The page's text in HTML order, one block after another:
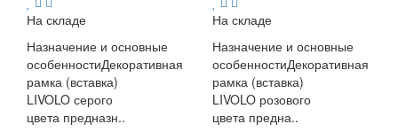
На складе
Назначение и основные
особенностиДекоративная
рамка (вставка)
LIVOLO серого
цвета предназн..
На складе
Назначение и основные
особенностиДекоративная
рамка (вставка)
LIVOLO розового
цвета предна..